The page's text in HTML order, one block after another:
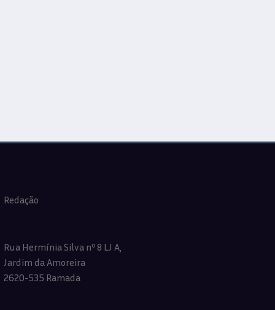
Redação
Rua Hermínia Silva nº 8 LJ A,
Jardim da Amoreira
2620-535 Ramada